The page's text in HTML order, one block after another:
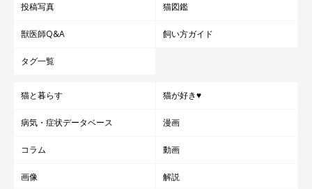
投稿写真 猫図鑑
獣医師Q&A 飼い方ガイド
タグ一覧
猫と暮らす 猫が好き♥
病気・症状データベース 漫画
コラム 動画
画像 解説